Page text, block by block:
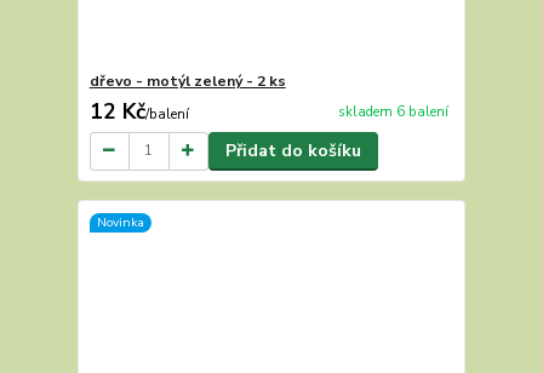
dřevo - motýl zelený - 2 ks
12 Kč/balení skladem 6 balení
Přidat do košíku
Novinka